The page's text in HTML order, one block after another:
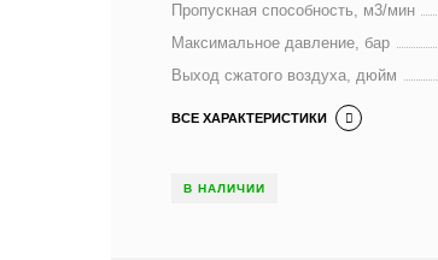
Пропускная способность, м3/мин
Максимальное давление, бар
Выход сжатого воздуха, дюйм
ВСЕ ХАРАКТЕРИСТИКИ
В НАЛИЧИИ